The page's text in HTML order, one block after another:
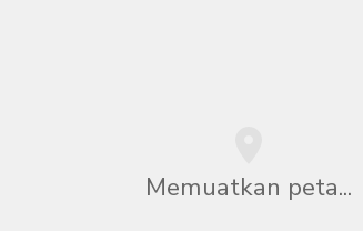
Memuatkan peta...